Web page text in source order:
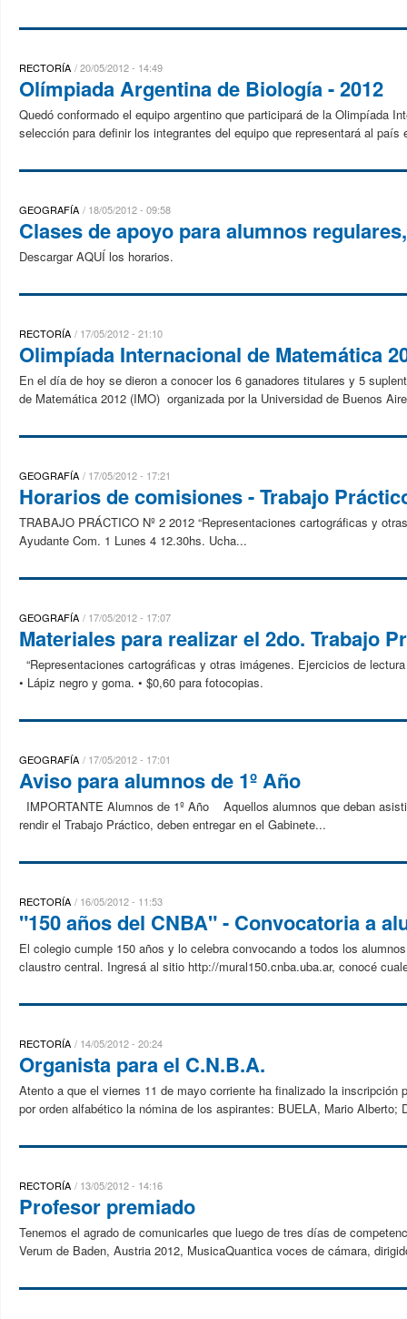
RECTORÍA 20/05/2012 - 14:49
Olímpiada Argentina de Biología - 2012
Quedó conformado el equipo argentino que participará de la Olimpíada
selección para definir los integrantes del equipo que representará al país
GEOGRAFÍA 18/05/2012 - 09:58
Clases de apoyo para alumnos
Descargar AQUÍ los horarios.
RECTORÍA 17/05/2012 - 21:10
Olimpíada Internacional de Matemática
En el día de hoy se dieron a conocer los 6 ganadores titulares y 5
de Matemática 2012 (IMO) organizada por la Universidad de Buenos
GEOGRAFÍA 17/05/2012 - 17:21
Horarios de comisiones - Trabajo
TRABAJO PRÁCTICO Nº 2 2012 “Representaciones cartográficas y
Ayudante Com. 1 Lunes 4 12.30hs. Ucha...
GEOGRAFÍA 17/05/2012 - 17:07
Materiales para realizar el 2do. Trabajo
“Representaciones cartográficas y otras imágenes. Ejercicios de
• Lápiz negro y goma. • $0,60 para fotocopias.
GEOGRAFÍA 17/05/2012 - 17:01
Aviso para alumnos de 1º Año
IMPORTANTE Alumnos de 1º Año Aquellos alumnos que deban
rendir el Trabajo Práctico, deben entregar en el Gabinete...
RECTORÍA 16/05/2012 - 11:53
"150 años del CNBA" - Convocatoria a
El colegio cumple 150 años y lo celebra convocando a todos los
claustro central. Ingresá al sitio http://mural150.cnba.uba.ar, conocé
RECTORÍA 14/05/2012 - 20:24
Organista para el C.N.B.A.
Atento a que el viernes 11 de mayo corriente ha finalizado la
por orden alfabético la nómina de los aspirantes: BUELA, Mario Alberto;
RECTORÍA 13/05/2012 - 14:16
Profesor premiado
Tenemos el agrado de comunicarles que luego de tres días de
Verum de Baden, Austria 2012, MusicaQuantica voces de cámara,